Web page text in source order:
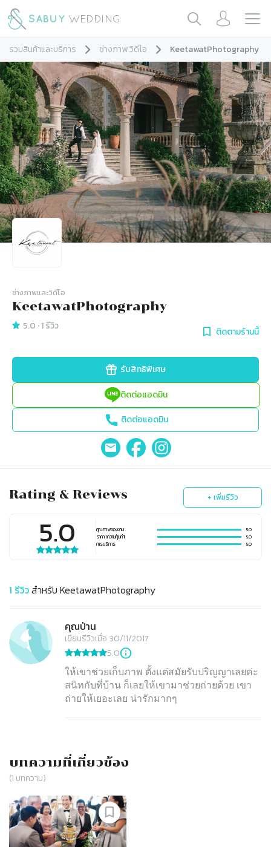
รวมสินค้าและบริการ ช่างภาพ วิดีโอ KeetawatPhotography
ช่างภาพและวิดีโอ
KeetawatPhotography
5.0 ·1รีวิว ติดตามร้านนี้
รับสิทธิพิเศษ
ติดต่อแอดมิน
ติดต่อแอดมิน
Rating & Reviews + เพิ่มรีวิว
5.0 คุณภาพของงาน
5.0
ราคา (ความคุ้มค่า)
5.0
การบริการ
5.0
1 รีวิวสำหรับ KeetawatPhotography
คุณป่าน
เขียนรีวิวเมื่อ 30/11/2017
5.0
ให้เขาช่วยเก็บภาพ ตั้งแต่สมัยรับปริญญาเลยค่ะ
สนิทกับที่บ้าน ก็เลยให้เขามาช่วยถ่ายด้วย เขา
ถ่ายให้เยอะเลย น่ารักมากๆ
บทความที่เกี่ยวข้อง
(1 บทความ)